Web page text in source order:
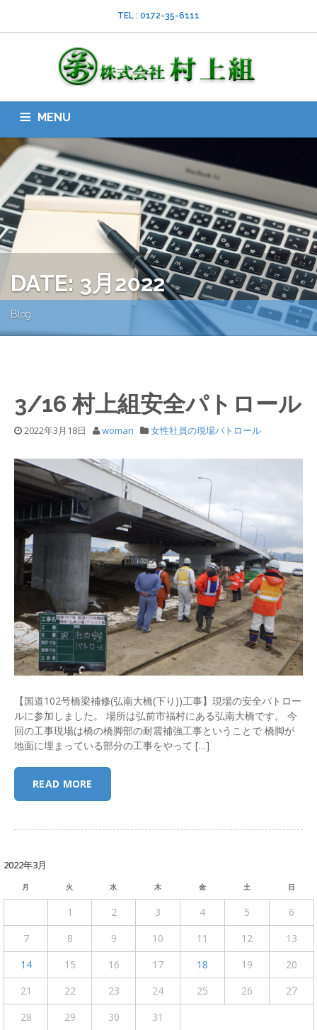
TEL : 0172-35-6111
MENU
HOME 会社案内 ISO 業務内容
スタッフブログ お問い合わせ ダウンロード
DATE: 3月2022
Blog
3/16 村上組安全パトロール
2022年3月18日 woman 女性社員の現場パトロール
【国道102号橋梁補修(弘南大橋(下り))工事】現場の安全パトロー
ルに参加しました。 場所は弘前市福村にある弘南大橋です。 今
回の工事現場は橋の橋脚部の耐震補強工事ということで 橋脚が
地面に埋まっている部分の工事をやって […]
READ MORE
2022年3月
月 火 水 木 金 土 日
1 2 3 4 5
6
7
8 9 10 11 12
13
14
15 16 17 18 19
20
21
22 23 24 25 26
27
28
29 30
31